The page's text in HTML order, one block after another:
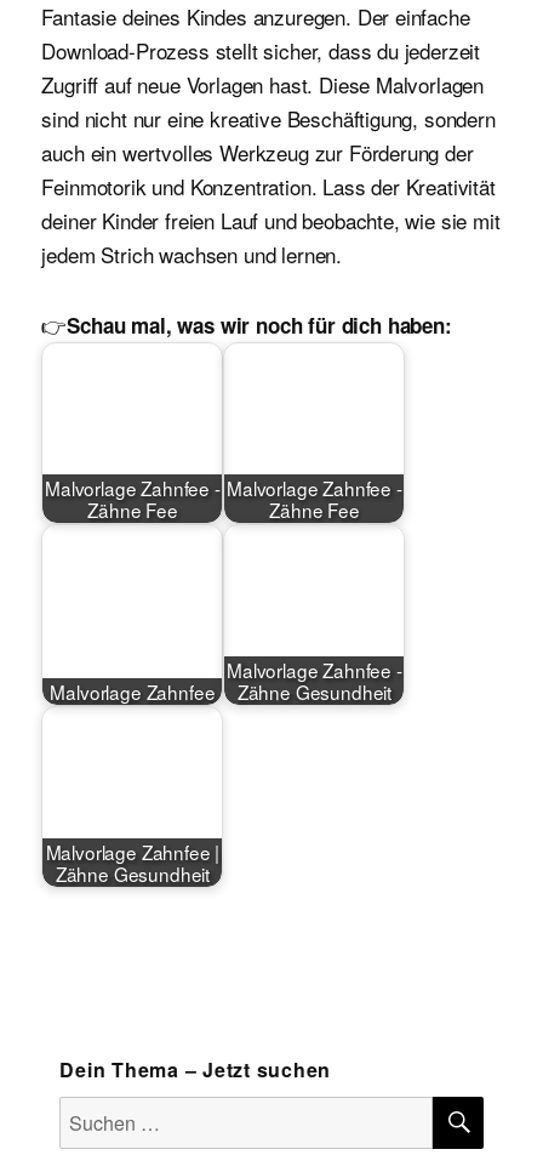
Fantasie deines Kindes anzuregen. Der einfache
Download-Prozess stellt sicher, dass du jederzeit
Zugriff auf neue Vorlagen hast. Diese Malvorlagen
sind nicht nur eine kreative Beschäftigung, sondern
auch ein wertvolles Werkzeug zur Förderung der
Feinmotorik und Konzentration. Lass der Kreativität
deiner Kinder freien Lauf und beobachte, wie sie mit
jedem Strich wachsen und lernen.
👉Schau mal, was wir noch für dich haben:
Malvorlage Zahnfee -
Zähne Fee
Malvorlage Zahnfee -
Zähne Fee
Malvorlage Zahnfee
Malvorlage Zahnfee -
Zähne Gesundheit
Malvorlage Zahnfee |
Zähne Gesundheit
Dein Thema – Jetzt suchen
Suchen
nach: